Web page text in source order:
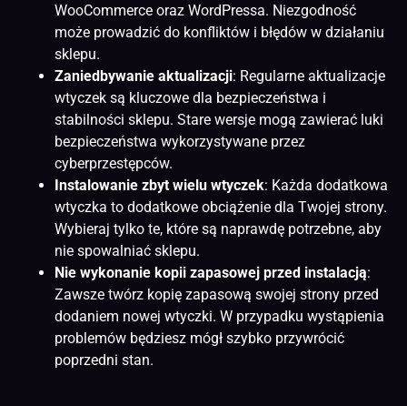
WooCommerce oraz WordPressa. Niezgodność
może prowadzić do konfliktów i błędów w działaniu
sklepu.
Zaniedbywanie aktualizacji: Regularne aktualizacje
wtyczek są kluczowe dla bezpieczeństwa i
stabilności sklepu. Stare wersje mogą zawierać luki
bezpieczeństwa wykorzystywane przez
cyberprzestępców.
Instalowanie zbyt wielu wtyczek: Każda dodatkowa
wtyczka to dodatkowe obciążenie dla Twojej strony.
Wybieraj tylko te, które są naprawdę potrzebne, aby
nie spowalniać sklepu.
Nie wykonanie kopii zapasowej przed instalacją:
Zawsze twórz kopię zapasową swojej strony przed
dodaniem nowej wtyczki. W przypadku wystąpienia
problemów będziesz mógł szybko przywrócić
poprzedni stan.